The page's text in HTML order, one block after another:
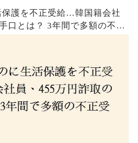
保護を不正受給…韓国籍会社
口とは？ 3年間で多額の不正